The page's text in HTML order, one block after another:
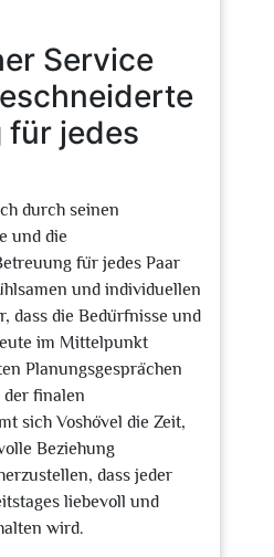
Service
für jedes
durch seinen
und die
für jedes Paar
und individuellen
dass die Bedürfnisse und
im Mittelpunkt
Planungsgesprächen
finalen
sich Voshövel die Zeit,
Beziehung
dass jeder
liebevoll und
wird.